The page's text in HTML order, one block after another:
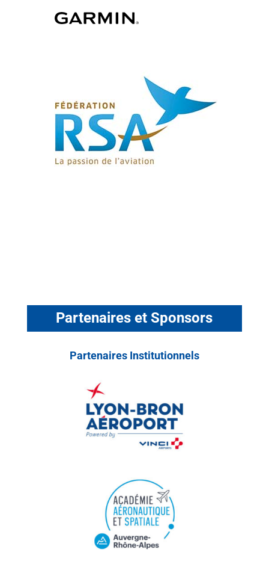
Partenaires et Sponsors
Partenaires Institutionnels